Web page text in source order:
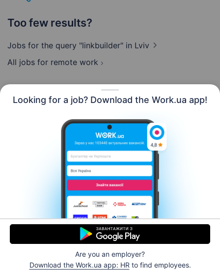
Looking for a job? Download the Work.ua app!
Are you an employer?
Download the Work.ua app: HR to find employees.
Too few results?
Jobs for the query "linkbuilder" in Lviv
All jobs for remote work
Contact us About us
Сareer
Help Terms of use
© 2006–2026 Work.ua. Ukraine's #1 job service.